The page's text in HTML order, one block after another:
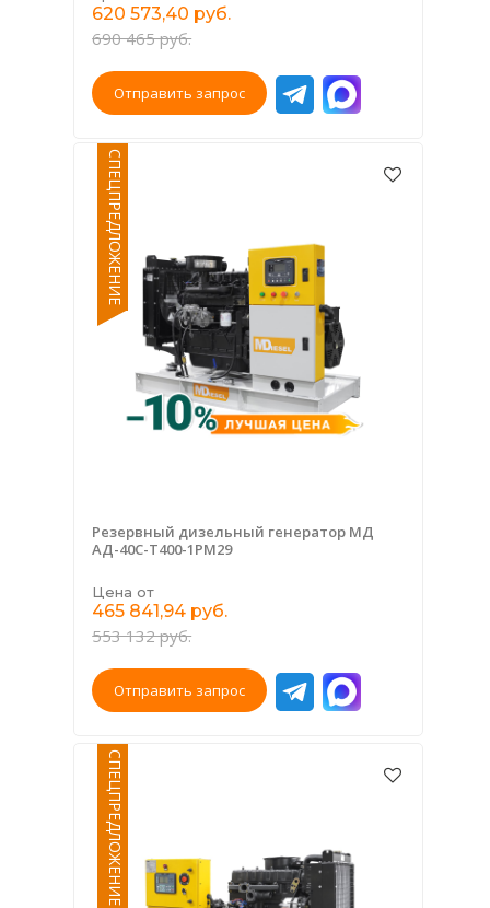
620 573,40 руб.
690 465 руб.
Отправить запрос
СПЕЦПРЕДЛОЖЕНИЕ
Резервный дизельный генератор МД
АД-40С-Т400-1РМ29
Цена от
465 841,94 руб.
553 132 руб.
Отправить запрос
СПЕЦПРЕДЛОЖЕНИЕ